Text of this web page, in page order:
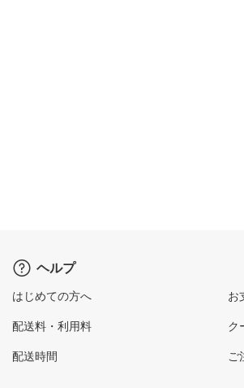
ヘルプ
はじめての方へ
配送料・利用料
配送時間
お
ク
ご